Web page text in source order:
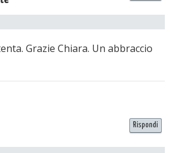
Grazie Chiara. Un abbraccio
Rispondi